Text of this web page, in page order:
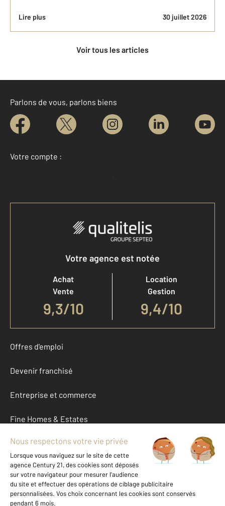
Lire plus 30 juillet 2026
Voir tous les articles
Parlons de vous, parlons biens
Votre compte :
Accéder à mon compte
Votre agence est notée
Achat
Vente
9,3/10
Location
Gestion
9,4/10
Offres d'emploi
Devenir franchisé
Entreprise et commerce
Fine Homes & Estates
À propos
International
Nous contacter